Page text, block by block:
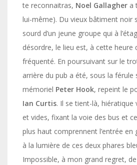
te reconnaitras, Noel Gallagher a
lui-même). Du vieux bâtiment noir
sourd d’un jeune groupe qui à
désordre, le lieu est, à cette heure
fréquenté. En poursuivant sur le
arrière du pub a été, sous la férule
mémoriel Peter Hook, repeint le
Ian Curtis. Il se tient-là, hiératique
et vides, fixant la voie des bus et
plus haut comprennent l’entrée en
à la lumière de ces deux phares
Impossible, à mon grand regret,